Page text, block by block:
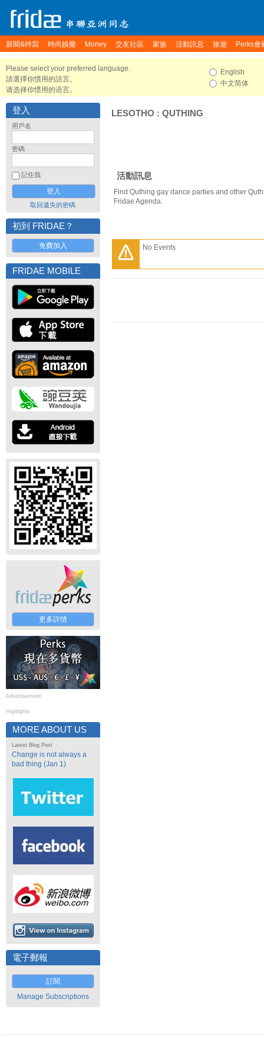
新聞&特寫 時尚娛樂 Money 交友社區 家族 活動訊息 旅遊 Perks會
Please select your preferred language.
請選擇你慣用的語言。
请选择你惯用的语言。
English
中文简体
登入
用戶名
密碼
記住我
取回遺失的密碼
初到 FRIDAE？
免費加入
FRIDAE MOBILE
更多詳情
Advertisement
Highlights
MORE ABOUT US
Latest Blog Post
Change is not always a
bad thing (Jan 1)
電子郵報
訂閱
Manage Subscriptions
LESOTHO : QUTHING
活動訊息
Find Quthing gay dance parties and other
Fridae Agenda.
No Events